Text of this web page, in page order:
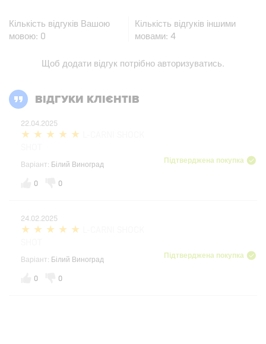
Кількість відгуків Вашою
мовою: 0
Кількість відгуків іншими
мовами: 4
Щоб додати відгук потрібно авторизуватись.
ВІДГУКИ КЛІЄНТІВ
22.04.2025
Підтверджена покупка
Варіант: Білий Виноград
0
0
24.02.2025
Підтверджена покупка
Варіант: Білий Виноград
0
0